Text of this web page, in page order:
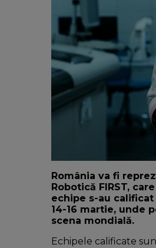
România va fi
Robotică FIRST,
echipe s-au
14-16 martie, unde
scena mondială.
Echipele calificate